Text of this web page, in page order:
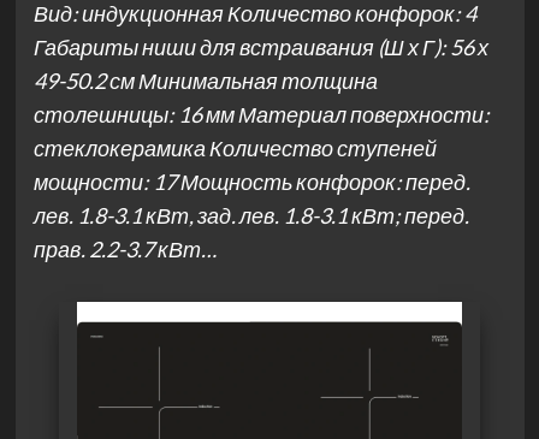
Вид: индукционная Количество конфорок: 4
Габариты ниши для встраивания (Ш х Г): 56 х
49-50.2 см Минимальная толщина
столешницы: 16 мм Материал поверхности:
стеклокерамика Количество ступеней
мощности: 17 Мощность конфорок: перед.
лев. 1.8-3.1 кВт, зад. лев. 1.8-3.1 кВт; перед.
прав. 2.2-3.7 кВт…